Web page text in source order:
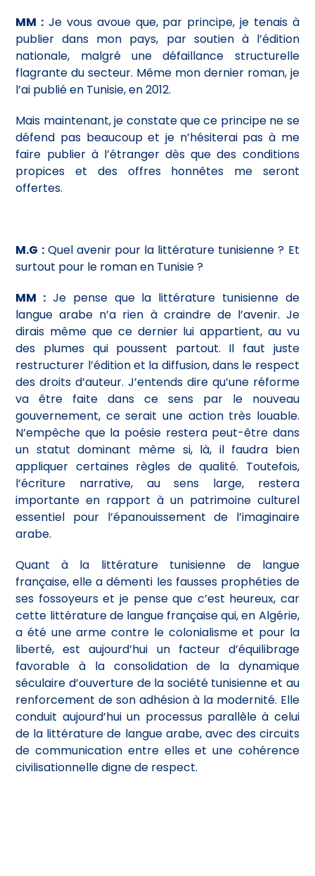
MM : Je vous avoue que, par principe, je tenais à
publier dans mon pays, par soutien à l’édition
nationale, malgré une défaillance structurelle
flagrante du secteur. Même mon dernier roman, je
l’ai publié en Tunisie, en 2012.
Mais maintenant, je constate que ce principe ne se
défend pas beaucoup et je n’hésiterai pas à me
faire publier à l’étranger dès que des conditions
propices et des offres honnêtes me seront
offertes.
M.G :Quel avenir pour la littérature tunisienne ? Et
surtout pour le roman en Tunisie ?
MM : Je pense que la littérature tunisienne de
langue arabe n’a rien à craindre de l’avenir. Je
dirais même que ce dernier lui appartient, au vu
des plumes qui poussent partout. Il faut juste
restructurer l’édition et la diffusion, dans le respect
des droits d’auteur. J’entends dire qu’une réforme
va être faite dans ce sens par le nouveau
gouvernement, ce serait une action très louable.
N’empêche que la poésie restera peut-être dans
un statut dominant même si, là, il faudra bien
appliquer certaines règles de qualité. Toutefois,
l’écriture narrative, au sens large, restera
importante en rapport à un patrimoine culturel
essentiel pour l’épanouissement de l’imaginaire
arabe.
Quant à la littérature tunisienne de langue
française, elle a démenti les fausses prophéties de
ses fossoyeurs et je pense que c’est heureux, car
cette littérature de langue française qui, en Algérie,
a été une arme contre le colonialisme et pour la
liberté, est aujourd’hui un facteur d’équilibrage
favorable à la consolidation de la dynamique
séculaire d’ouverture de la société tunisienne et au
renforcement de son adhésion à la modernité. Elle
conduit aujourd’hui un processus parallèle à celui
de la littérature de langue arabe, avec des circuits
de communication entre elles et une cohérence
civilisationnelle digne de respect.